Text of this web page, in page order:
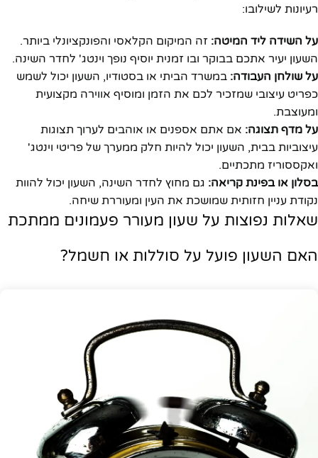
רעיונות לשילובו:
על השידה ליד המיטה: זה המיקום הקלאסי והפונקציונלי ביותר.
השעון יעיר אתכם בבוקר ובו זמנית יוסיף נופך וינטג' לחדר השינה.
על שולחן העבודה: במשרד הביתי או בסטודיו, השעון יכול לשמש
כפריט עיצובי שמזכיר לכם את הזמן ומוסיף אווירה מקצועית
ומעוצבת.
על מדף תצוגה: אם אתם אספנים או אוהבים לערוך תצוגות
עיצוביות בבית, השעון יכול להיות חלק ממערך של פריטי וינטג'
ואקססוריז מתכתיים.
בסלון או בפינת קריאה: גם מחוץ לחדר השינה, השעון יכול להוות
נקודת עניין חזותית שמושכת את העין ומעוררת שיחה.
שאלות נפוצות על שעון מעורר פעמונים ממתכת
האם השעון פועל על סוללות או חשמל?